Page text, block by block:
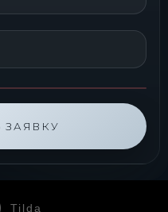
ЗАЯВКУ
Tilda